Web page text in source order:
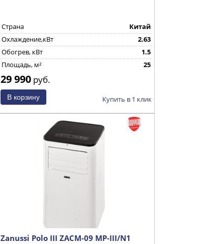
Страна
Китай
Охлаждение,кВт
2.63
Обогрев, кВт
1.5
Площадь, м²
25
29 990 руб.
Купить в 1 клик
Zanussi Polo III ZACM-09 MP-III/N1